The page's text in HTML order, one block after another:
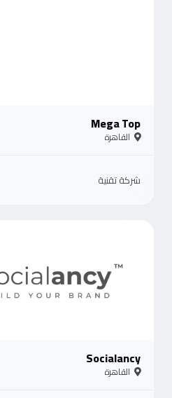
Mega Top
القاهرة
شركة تقنية
Socialancy
القاهرة